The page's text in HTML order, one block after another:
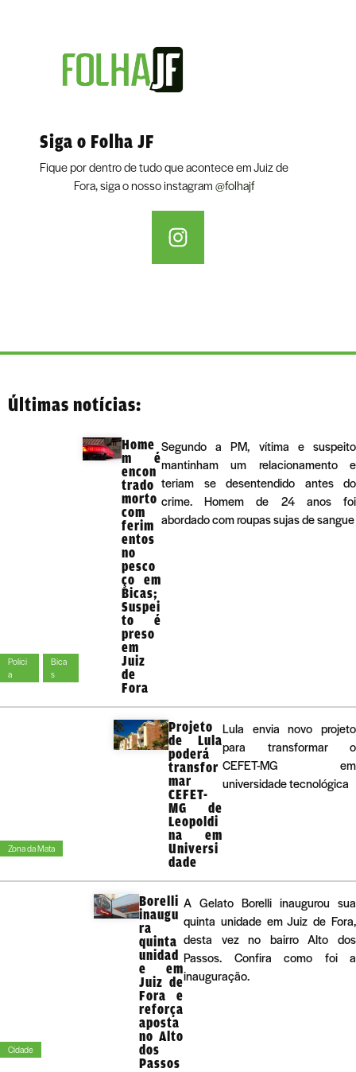
Siga o Folha JF
Fique por dentro de tudo que acontece em Juiz de
Fora, siga o nosso instagram@folhajf
Últimas notícias:
Políci
a
Bica
s
Home
m é
encon
trado
morto
com
ferim
entos
no
pesco
ço em
Bicas;
Suspei
to é
preso
em
Juiz
de
Fora
Segundo a PM, vítima e suspeito
mantinham um relacionamento e
teriam se desentendido antes do
crime. Homem de 24 anos foi
abordado com roupas sujas de sangue
Zona da Mata
Projeto
de Lula
poderá
transfor
mar
CEFET-
MG de
Leopoldi
na em
Universi
dade
Lula envia novo projeto
para transformar o
CEFET-MG em
universidade tecnológica
Cidade
Borelli
inaugu
ra
quinta
unidad
e em
Juiz de
Fora e
reforça
aposta
no Alto
dos
Passos
A Gelato Borelli inaugurou sua
quinta unidade em Juiz de Fora,
desta vez no bairro Alto dos
Passos. Confira como foi a
inauguração.